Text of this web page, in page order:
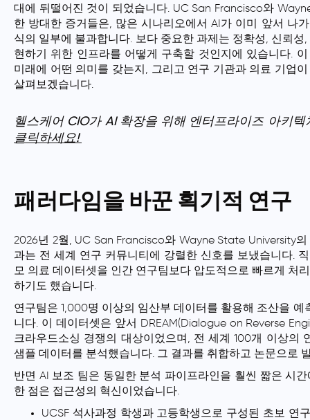
대에 뒤떨어진 것이 되었습니다. UC San Francisco와
한 방대한 증거들은, 많은 시나리오에서 AI가 이미 앞서 나
식의 일부에 불과합니다. 보다 중요한 과제는 정확성, 신뢰
현하기 위한 인프라를 어떻게 구축할 것인지에 있습니다.
미래에 어떤 의미를 갖는지, 그리고 연구 기관과 의료 기업
살펴보겠습니다.
헬스케어 CIO가 AI 확장을 위해 엔터프라이즈 아키
클릭하세요!
패러다임을 바꾼 획기적 연구
2026년 2월, UC San Francisco와 Wayne State University
과는 전 세계 연구 커뮤니티에 강렬한 신호를 보냈습니다.
모 의료 데이터셋을 인간 연구팀보다 압도적으로 빠르게 처리
하기도 했습니다.
연구팀은 1,000명 이상의 임산부 데이터를 활용해 조산을
니다. 이 데이터셋은 앞서 DREAM(Dialogue on Reverse
크라우드소싱 경쟁의 대상이었으며, 전 세계 100개 이상의
샘플 데이터를 분석했습니다. 그 결과를 취합하고 논문으로
반면 AI 보조 팀은 동일한 분석 파이프라인을 훨씬 짧은 시
한 점은 접근성의 혁신이었습니다.
UCSF 석사과정 학생과 고등학생으로 구성된 초보 연